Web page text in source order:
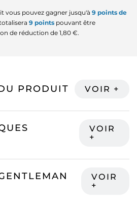
vous pouvez gagner jusqu'à 9 points de
9 points pouvant être
de réduction de 1,80 €.
PRODUIT